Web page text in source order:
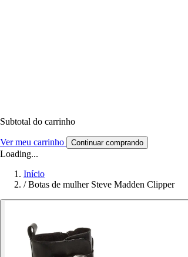
Subtotal do carrinho
Ver meu carrinho Continuar comprando
Loading...
Início
/ Botas de mulher Steve Madden Clipper